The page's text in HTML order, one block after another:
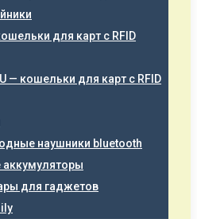
для карт с RFID
— кошельки для карт с RFID
наушники bluetooth
аккумуляторы
для гаджетов